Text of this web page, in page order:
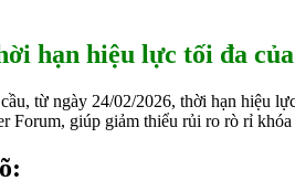
hạn hiệu lực tối đa
từ ngày 24/02/2026, thời hạn
giúp giảm thiểu rủi ro rò rỉ